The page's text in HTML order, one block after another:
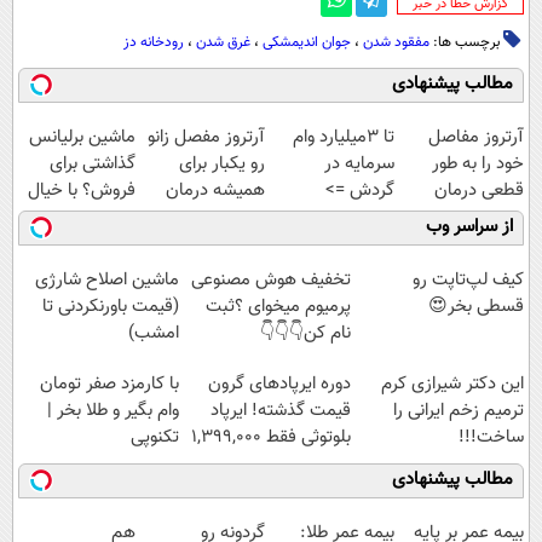
برچسب ها: مفقود شدن ، جوان اندیمشکی ، غرق شدن ، رودخانه دز
مطالب پیشنهادی
آرتروز مفاصل
خود را به طور
قطعی درمان
کنید!
◗پرسش‌نامه◖
تا 3میلیارد وام
سرمایه در
گردش =>
فروشگاهت رو
ثبت کن
آرتروز مفصل زانو
رو یکبار برای
همیشه درمان
کن!
◗پرسش‌نامه◖
ماشین برلیانس
گذاشتی برای
فروش؟ با خیال
راحت بفروش
از سراسر وب
کیف لپ‌تاپت رو
قسطی بخر😍
تخفیف هوش مصنوعی
پرمیوم میخوای ؟ثبت
نام کن👇👇👇
ماشین اصلاح شارژی
(قیمت باورنکردنی تا
امشب)
این دکتر شیرازی کرم
ترمیم زخم ایرانی را
ساخت!!!
دوره ایرپاد‌های گرون
قیمت گذشته! ایرپاد
بلوتوثی فقط 1,399,000
تومان
با کارمزد صفر تومان
وام بگیر و طلا بخر |
تکنوپی
مطالب پیشنهادی
بیمه عمر بر پایه
بیمه عمر طلا: گردونه رو هم